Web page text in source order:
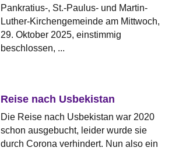
Pankratius-, St.-Paulus- und Martin-
Luther-Kirchengemeinde am Mittwoch,
29. Oktober 2025, einstimmig
beschlossen, ...
Reise nach Usbekistan
Die Reise nach Usbekistan war 2020
schon ausgebucht, leider wurde sie
durch Corona verhindert. Nun also ein